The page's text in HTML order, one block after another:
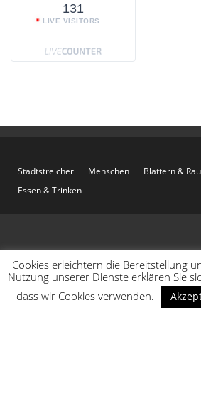
131
LIVE VISITORS
Stadtstreicher Menschen
Blättern &
Essen & Trinken
Cookies erleichtern die Bereitstellung
Nutzung unserer Dienste erklären Sie
dass wir Cookies verwenden.